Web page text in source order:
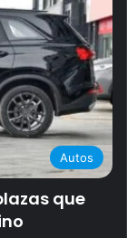
Autos
que